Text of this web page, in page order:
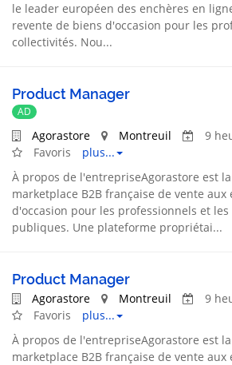
le leader européen des enchères en
revente de biens d'occasion pour les
collectivités. Nou...
Product Manager
AD
Agorastore Montreuil
9
Favoris
plus...
À propos de l'entrepriseAgorastore est
marketplace B2B française de vente aux
d'occasion pour les professionnels et
publiques. Une plateforme propriétai...
Product Manager
Agorastore Montreuil
9
Favoris
plus...
À propos de l'entrepriseAgorastore est
marketplace B2B française de vente aux